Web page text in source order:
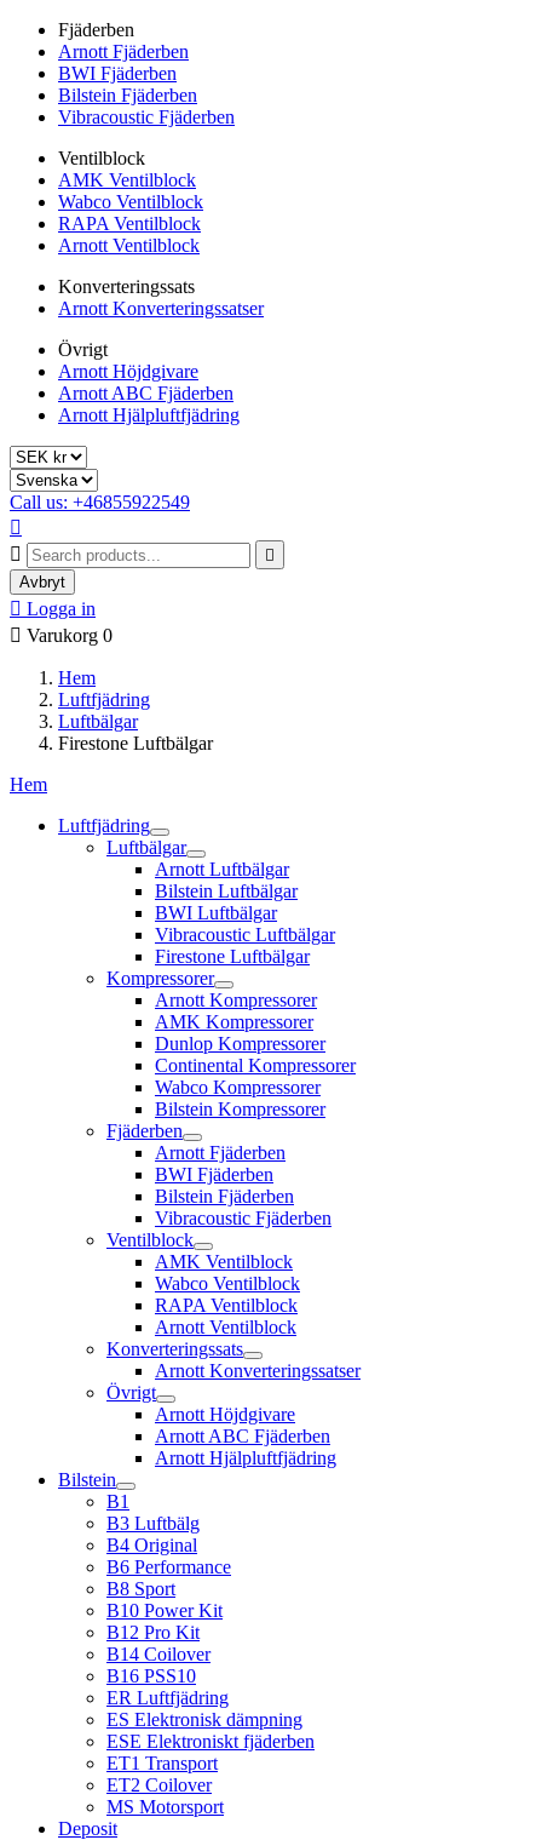
Fjäderben
Arnott Fjäderben
BWI Fjäderben
Bilstein Fjäderben
Vibracoustic Fjäderben
Ventilblock
AMK Ventilblock
Wabco Ventilblock
RAPA Ventilblock
Arnott Ventilblock
Konverteringssats
Arnott Konverteringssatser
Övrigt
Arnott Höjdgivare
Arnott ABC Fjäderben
Arnott Hjälpluftfjädring
Call us: +46855922549



Avbryt
 Logga in
 Varukorg 0
Hem
Luftfjädring
Luftbälgar
Firestone Luftbälgar
Hem
Luftfjädring
Luftbälgar
Arnott Luftbälgar
Bilstein Luftbälgar
BWI Luftbälgar
Vibracoustic Luftbälgar
Firestone Luftbälgar
Kompressorer
Arnott Kompressorer
AMK Kompressorer
Dunlop Kompressorer
Continental Kompressorer
Wabco Kompressorer
Bilstein Kompressorer
Fjäderben
Arnott Fjäderben
BWI Fjäderben
Bilstein Fjäderben
Vibracoustic Fjäderben
Ventilblock
AMK Ventilblock
Wabco Ventilblock
RAPA Ventilblock
Arnott Ventilblock
Konverteringssats
Arnott Konverteringssatser
Övrigt
Arnott Höjdgivare
Arnott ABC Fjäderben
Arnott Hjälpluftfjädring
Bilstein
B1
B3 Luftbälg
B4 Original
B6 Performance
B8 Sport
B10 Power Kit
B12 Pro Kit
B14 Coilover
B16 PSS10
ER Luftfjädring
ES Elektronisk dämpning
ESE Elektroniskt fjäderben
ET1 Transport
ET2 Coilover
MS Motorsport
Deposit